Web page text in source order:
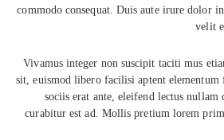
commodo consequat. Duis aute irure dolor
velit
Vivamus integer non suscipit taciti mus
sit, euismod libero facilisi aptent elementum
sociis erat ante, eleifend lectus nullam
curabitur est ad. Mollis pretium lorem